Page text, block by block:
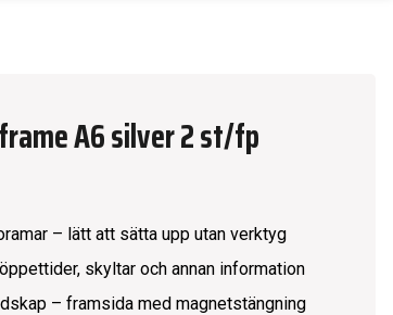
A6 silver 2 st/fp
– lätt att sätta upp utan verktyg
skyltar och annan information
– framsida med magnetstängning